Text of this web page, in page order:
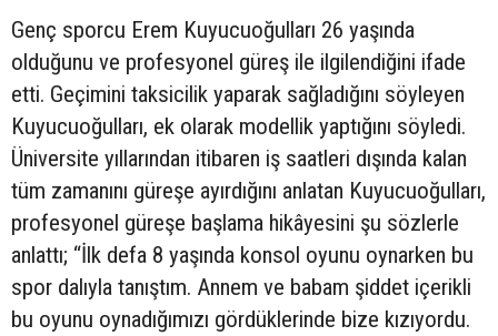
Genç sporcu Erem Kuyucuoğulları 26 yaşında
olduğunu ve profesyonel güreş ile ilgilendiğini ifade
etti. Geçimini taksicilik yaparak sağladığını söyleyen
Kuyucuoğulları, ek olarak modellik yaptığını söyledi.
Üniversite yıllarından itibaren iş saatleri dışında kalan
tüm zamanını güreşe ayırdığını anlatan Kuyucuoğulları,
profesyonel güreşe başlama hikâyesini şu sözlerle
anlattı; “İlk defa 8 yaşında konsol oyunu oynarken bu
spor dalıyla tanıştım. Annem ve babam şiddet içerikli
bu oyunu oynadığımızı gördüklerinde bize kızıyordu.